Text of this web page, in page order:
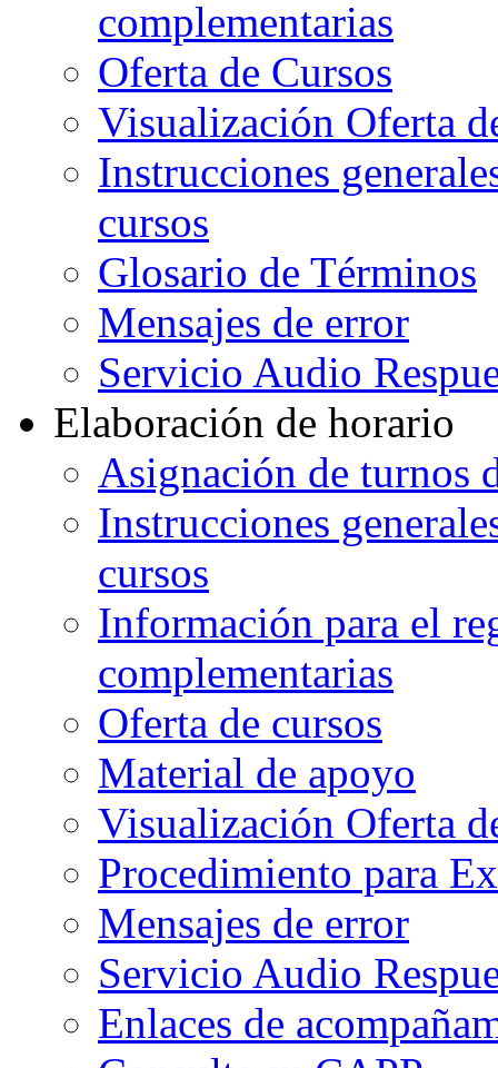
complementarias
Oferta de Cursos
Visualización Oferta
Instrucciones
cursos
Glosario de Términos
Mensajes de error
Servicio Audio
Elaboración de horario
Asignación de turnos
Instrucciones
cursos
Información para el
complementarias
Oferta de cursos
Material de apoyo
Visualización Oferta
Procedimiento para
Mensajes de error
Servicio Audio
Enlaces de